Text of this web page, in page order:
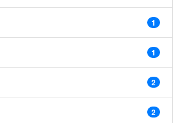
1
1
2
2